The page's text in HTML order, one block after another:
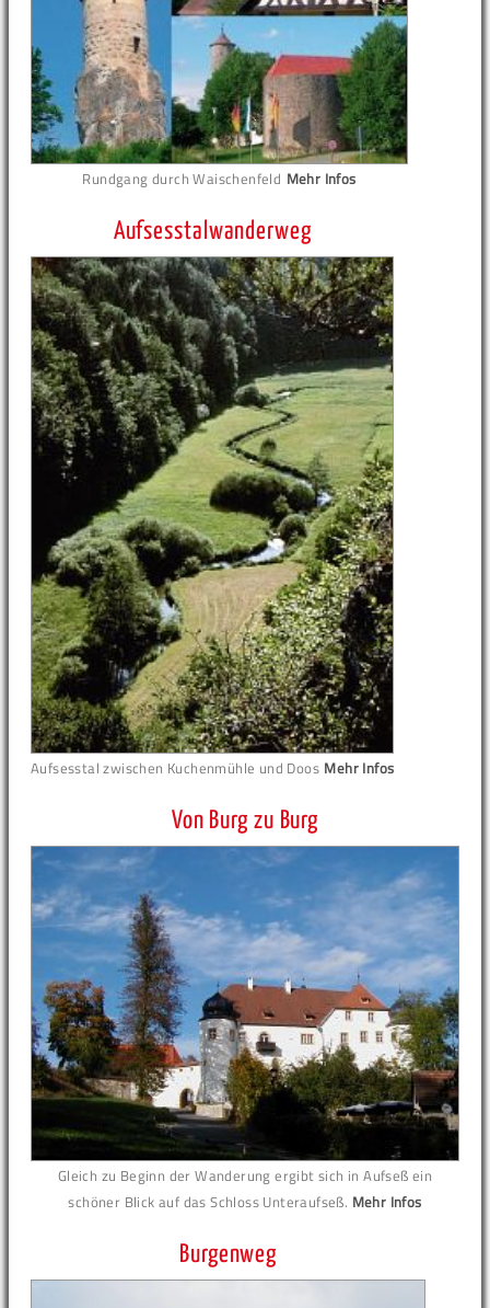
Rundgang durch Waischenfeld Mehr Infos
Aufsesstalwanderweg
Aufsesstal zwischen Kuchenmühle und Doos Mehr Infos
Von Burg zu Burg
Gleich zu Beginn der Wanderung ergibt sich in Aufseß ein
schöner Blick auf das Schloss Unteraufseß. Mehr Infos
Burgenweg